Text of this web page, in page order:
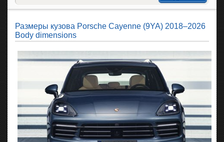
Размеры кузова Porsche Cayenne (9YA) 2018–2026
Body dimensions